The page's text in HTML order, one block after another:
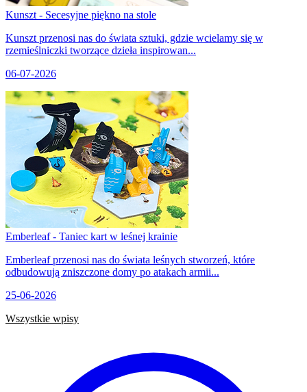
Kunszt - Secesyjne piękno na stole
Kunszt przenosi nas do świata sztuki, gdzie wcielamy się w
rzemieślniczki tworzące dzieła inspirowan...
06-07-2026
Emberleaf - Taniec kart w leśnej krainie
Emberleaf przenosi nas do świata leśnych stworzeń, które
odbudowują zniszczone domy po atakach armii...
25-06-2026
Wszystkie wpisy